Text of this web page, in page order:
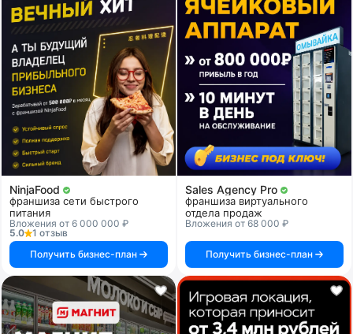
NinjaFood
франшиза сети быстрого
питания
Вложения от 6 000 000 ₽
5.0
1 отзыв
Получить бизнес-план
Sales Agency Pro
франшиза виртуального
отдела продаж
Вложения от 68 000 ₽
Получить бизнес-план